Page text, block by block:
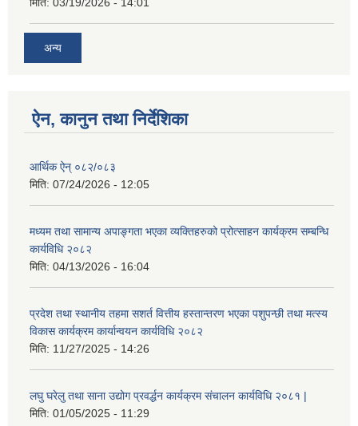
मिति: 03/19/2026 - 14:01
अन्य
ऐन, कानुन तथा निर्देशिका
आर्थिक ऐन् ०८२/०८३
मिति: 07/24/2026 - 12:05
मध्यम तथा सामान्य अपाङ्गता भएका व्यक्तिहरुको प्रोत्साहन कार्यक्रम सम्बन्धि
कार्यविधि २०८२
मिति: 04/13/2026 - 16:04
प्रदेश तथा स्थानीय तहमा सशर्त वित्तीय हस्तान्तरण भएका पशुपन्छी तथा मत्स्य
विकास कार्यक्रम कार्यान्वयन कार्यविधि २०८२
मिति: 11/27/2025 - 14:26
लघु घरेलु तथा साना उद्योग प्रवर्द्धन कार्यक्रम संचालन कार्यविधि २०८१ |
मिति: 01/05/2025 - 11:29